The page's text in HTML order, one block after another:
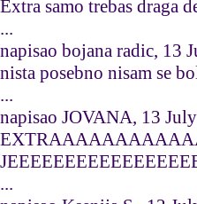
Extra samo trebas draga
...
napisao bojana radic, 13
nista posebno nisam se
...
napisao JOVANA, 13
...